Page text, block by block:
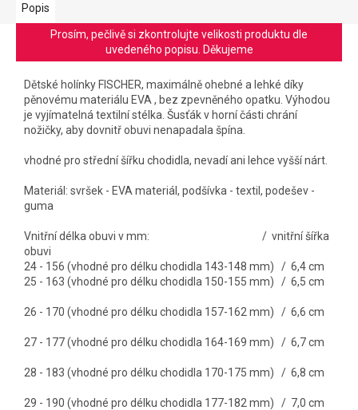
Popis
Prosím, pečlivě si zkontrolujte velikosti produktu dle
uvedeného popisu. Děkujeme
Dětské holínky FISCHER, maximálně ohebné a lehké díky
pěnovému materiálu EVA , bez zpevněného opatku. Výhodou
je vyjímatelná textilní stélka. Šusťák v horní části chrání
nožičky, aby dovnitř obuvi nenapadala špína.
vhodné pro střední šířku chodidla, nevadí ani lehce vyšší nárt.
Materiál: svršek - EVA materiál, podšívka - textil, podešev -
guma
Vnitřní délka obuvi v mm: / vnitřní šířka
obuvi
24 - 156 (vhodné pro délku chodidla 143-148 mm) / 6,4 cm
25 - 163 (vhodné pro délku chodidla 150-155 mm) / 6,5 cm
26 - 170 (vhodné pro délku chodidla 157-162 mm) / 6,6 cm
27 - 177 (vhodné pro délku chodidla 164-169 mm) / 6,7 cm
28 - 183 (vhodné pro délku chodidla 170-175 mm) / 6,8 cm
29 - 190 (vhodné pro délku chodidla 177-182 mm) / 7,0 cm